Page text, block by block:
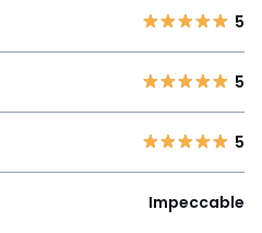
5
5
5
Impeccable